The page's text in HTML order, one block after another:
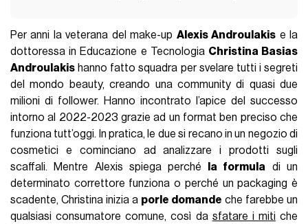
Per anni la veterana del make-up Alexis Androulakis e la
dottoressa in Educazione e Tecnologia Christina Basias
Androulakis hanno fatto squadra per svelare tutti i segreti
del mondo beauty, creando una community di quasi due
milioni di follower. Hanno incontrato l’apice del successo
intorno al 2022-2023 grazie ad un format ben preciso che
funziona tutt’oggi. In pratica, le due si recano in un negozio di
cosmetici e cominciano ad analizzare i prodotti sugli
scaffali. Mentre Alexis spiega perché
la formula di un
determinato correttore funziona o perché un packaging è
scadente, Christina inizia a porle domande che farebbe un
qualsiasi consumatore comune, così da sfatare i miti che